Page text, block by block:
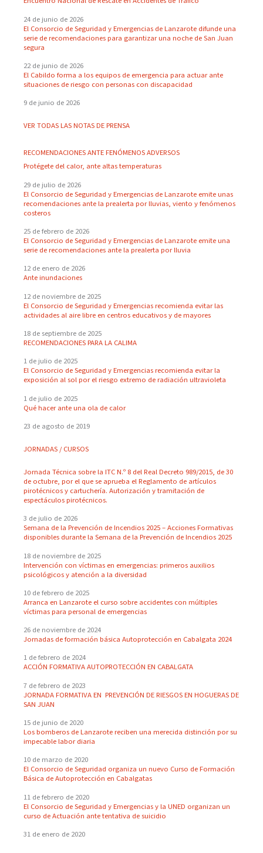
24 de junio de 2026
El Consorcio de Seguridad y Emergencias de Lanzarote difunde una
serie de recomendaciones para garantizar una noche de San Juan
segura
22 de junio de 2026
El Cabildo forma a los equipos de emergencia para actuar ante
situaciones de riesgo con personas con discapacidad
9 de junio de 2026
VER TODAS LAS NOTAS DE PRENSA
RECOMENDACIONES ANTE FENÓMENOS ADVERSOS
Protégete del calor, ante altas temperaturas
29 de julio de 2026
El Consorcio de Seguridad y Emergencias de Lanzarote emite unas
recomendaciones ante la prealerta por lluvias, viento y fenómenos
costeros
25 de febrero de 2026
El Consorcio de Seguridad y Emergencias de Lanzarote emite una
serie de recomendaciones ante la prealerta por lluvia
12 de enero de 2026
Ante inundaciones
12 de noviembre de 2025
El Consorcio de Seguridad y Emergencias recomienda evitar las
actividades al aire libre en centros educativos y de mayores
18 de septiembre de 2025
RECOMENDACIONES PARA LA CALIMA
1 de julio de 2025
El Consorcio de Seguridad y Emergencias recomienda evitar la
exposición al sol por el riesgo extremo de radiación ultravioleta
1 de julio de 2025
Qué hacer ante una ola de calor
23 de agosto de 2019
JORNADAS / CURSOS
Jornada Técnica sobre la ITC N.º 8 del Real Decreto 989/2015, de 30
de octubre, por el que se aprueba el Reglamento de artículos
pirotécnicos y cartuchería. Autorización y tramitación de
espectáculos pirotécnicos.
3 de julio de 2026
Semana de la Prevención de Incendios 2025 – Acciones Formativas
disponibles durante la Semana de la Prevención de Incendios 2025
18 de noviembre de 2025
Intervención con víctimas en emergencias: primeros auxilios
psicológicos y atención a la diversidad
10 de febrero de 2025
Arranca en Lanzarote el curso sobre accidentes con múltiples
víctimas para personal de emergencias
26 de noviembre de 2024
Jornadas de formación básica Autoprotección en Cabalgata 2024
1 de febrero de 2024
ACCIÓN FORMATIVA AUTOPROTECCIÓN EN CABALGATA
7 de febrero de 2023
JORNADA FORMATIVA EN PREVENCIÓN DE RIESGOS EN HOGUERAS DE
SAN JUAN
15 de junio de 2020
Los bomberos de Lanzarote reciben una merecida distinción por su
impecable labor diaria
10 de marzo de 2020
El Consorcio de Seguridad organiza un nuevo Curso de Formación
Básica de Autoprotección en Cabalgatas
11 de febrero de 2020
El Consorcio de Seguridad y Emergencias y la UNED organizan un
curso de Actuación ante tentativa de suicidio
31 de enero de 2020